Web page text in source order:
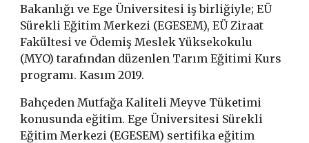
Bakanlığı ve Ege Üniversitesi iş birliğiyle; EÜ
Sürekli Eğitim Merkezi (EGESEM), EÜ Ziraat
Fakültesi ve Ödemiş Meslek Yüksekokulu
(MYO) tarafından düzenlen Tarım EğitimiKurs
programı. Kasım 2019.
Bahçeden Mutfağa Kaliteli Meyve Tüketimi
konusunda eğitim. Ege Üniversitesi Sürekli
Eğitim Merkezi (EGESEM) sertifika eğitim